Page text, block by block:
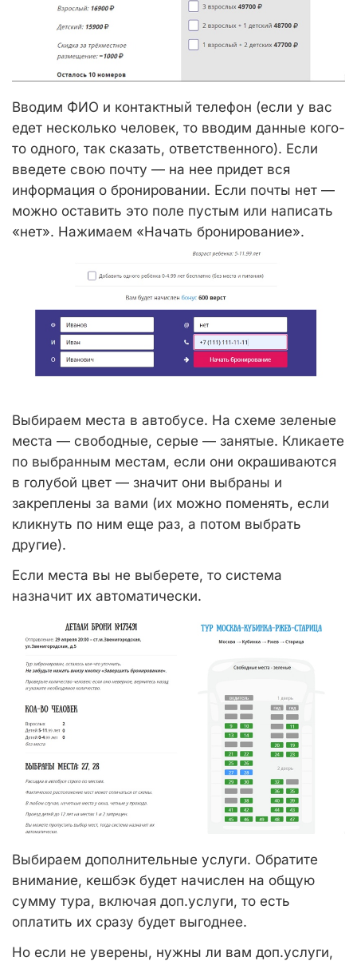
Вводим ФИО и контактный телефон (если у вас
едет несколько человек, то вводим данные кого-
то одного, так сказать, ответственного). Если
введете свою почту — на нее придет вся
информация о бронировании. Если почты нет —
можно оставить это поле пустым или написать
«нет». Нажимаем «Начать бронирование».
Выбираем места в автобусе. На схеме зеленые
места — свободные, серые — занятые. Кликаете
по выбранным местам, если они окрашиваются
в голубой цвет — значит они выбраны и
закреплены за вами (их можно поменять, если
кликнуть по ним еще раз, а потом выбрать
другие).
Если места вы не выберете, то система
назначит их автоматически.
Выбираем дополнительные услуги. Обратите
внимание, кешбэк будет начислен на общую
сумму тура, включая доп.услуги, то есть
оплатить их сразу будет выгоднее.
Но если не уверены, нужны ли вам доп.услуги,